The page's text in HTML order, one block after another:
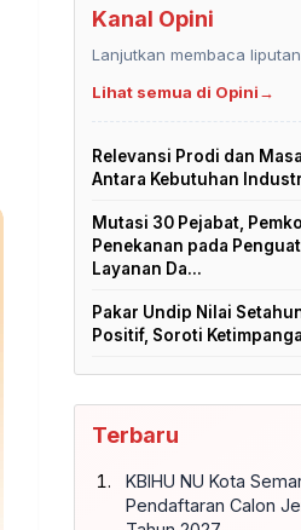
Kanal Opini
Lanjutkan membaca
Lihat semua di Opini→
Relevansi Prodi dan
Antara Kebutuhan
Mutasi 30 Pejabat,
Penekanan pada
Layanan Da...
Pakar Undip Nilai
Positif, Soroti
Terbaru
KBIHU NU Kota
Pendaftaran Calon